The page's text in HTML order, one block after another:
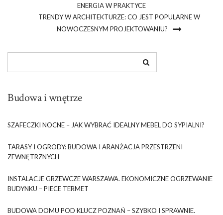
ENERGIA W PRAKTYCE
TRENDY W ARCHITEKTURZE: CO JEST POPULARNE W
NOWOCZESNYM PROJEKTOWANIU?
Budowa i wnętrze
SZAFECZKI NOCNE – JAK WYBRAĆ IDEALNY MEBEL DO SYPIALNI?
TARASY I OGRODY: BUDOWA I ARANŻACJA PRZESTRZENI
ZEWNĘTRZNYCH
INSTALACJE GRZEWCZE WARSZAWA. EKONOMICZNE OGRZEWANIE
BUDYNKU – PIECE TERMET
BUDOWA DOMU POD KLUCZ POZNAŃ – SZYBKO I SPRAWNIE.